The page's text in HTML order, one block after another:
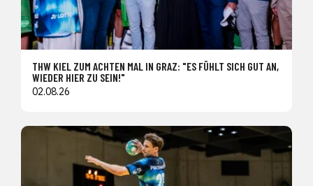
THW KIEL ZUM ACHTEN MAL IN GRAZ: "ES FÜHLT SICH GUT AN,
WIEDER HIER ZU SEIN!"
02.08.26